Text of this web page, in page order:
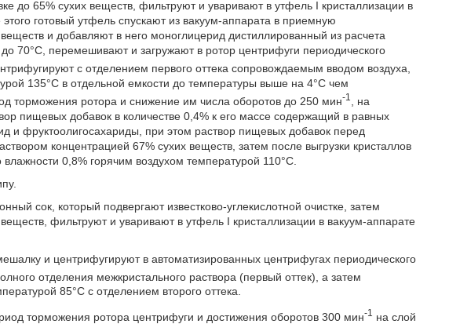
до 65% сухих веществ, фильтруют и уваривают в утфель I кристаллизации в
готовый утфель спускают из вакуум-аппарата в приемную
и добавляют в него моноглицерид дистиллированный из расчета
70°С, перемешивают и загружают в ротор центрифуги периодического
с отделением первого оттека сопровождаемым вводом воздуха,
135°С в отдельной емкости до температуры выше на 4°С чем
торможения ротора и снижение им числа оборотов до 250 мин-1
, на
пищевых добавок в количестве 0,4% к его массе содержащий в равных
и фруктоолигосахариды, при этом раствор пищевых добавок перед
концентрацией 67% сухих веществ, затем после выгрузки кристаллов
0,8% горячим воздухом температурой 110°С.
сок, который подвергают известково-углекислотной очистке, затем
фильтруют и уваривают в утфель I кристаллизации в вакуум-аппарате
и центрифугируют в автоматизированных центрифугах периодического
отделения межкристального раствора (первый оттек), а затем
85°С с отделением второго оттека.
торможения ротора центрифуги и достижения оборотов 300 мин-1
на слой